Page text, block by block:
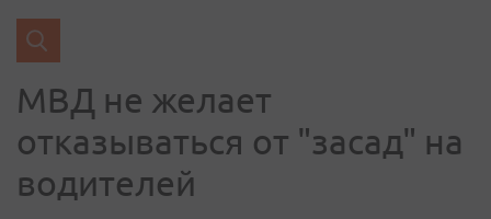
МВД не желает
отказываться от "засад" на
водителей